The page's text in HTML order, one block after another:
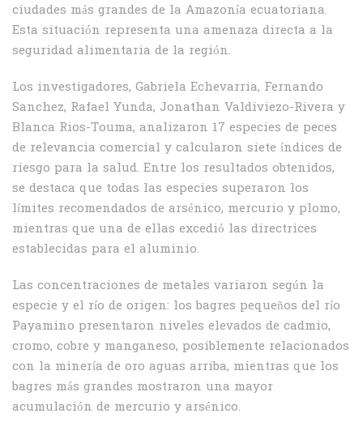
ciudades más grandes de la Amazonía ecuatoriana.
Esta situación representa una amenaza directa a la
seguridad alimentaria de la región.
Los investigadores, Gabriela Echevarria, Fernando
Sanchez, Rafael Yunda, Jonathan Valdiviezo-Rivera y
Blanca Rios-Touma, analizaron 17 especies de peces
de relevancia comercial y calcularon siete índices de
riesgo para la salud. Entre los resultados obtenidos,
se destaca que todas las especies superaron los
límites recomendados de arsénico, mercurio y plomo,
mientras que una de ellas excedió las directrices
establecidas para el aluminio.
Las concentraciones de metales variaron según la
especie y el río de origen: los bagres pequeños del río
Payamino presentaron niveles elevados de cadmio,
cromo, cobre y manganeso, posiblemente relacionados
con la minería de oro aguas arriba, mientras que los
bagres más grandes mostraron una mayor
acumulación de mercurio y arsénico.